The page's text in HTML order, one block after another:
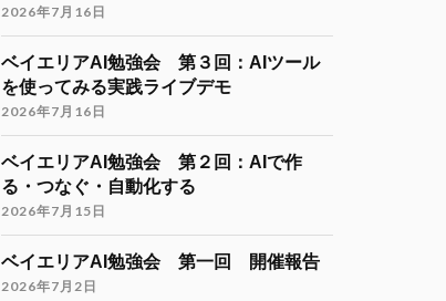
イベント詳細
https://gakuiryugaku.net/seminar/5450
9 21 Twitter
JTPA@シリコンバレー発のエンジニアコ
ミュニティ リツイートされました
海外大学院留学説明会のご案内
「大学院留学後の進路（Zoom開催）」
2026年7月16日
ベイエリアAI勉強会 第３回：AIツール
を使ってみる実践ライブデモ
2026年7月16日
ベイエリアAI勉強会 第２回：AIで作
る・つなぐ・自動化する
2026年7月15日
ベイエリアAI勉強会 第一回 開催報告
2026年7月2日